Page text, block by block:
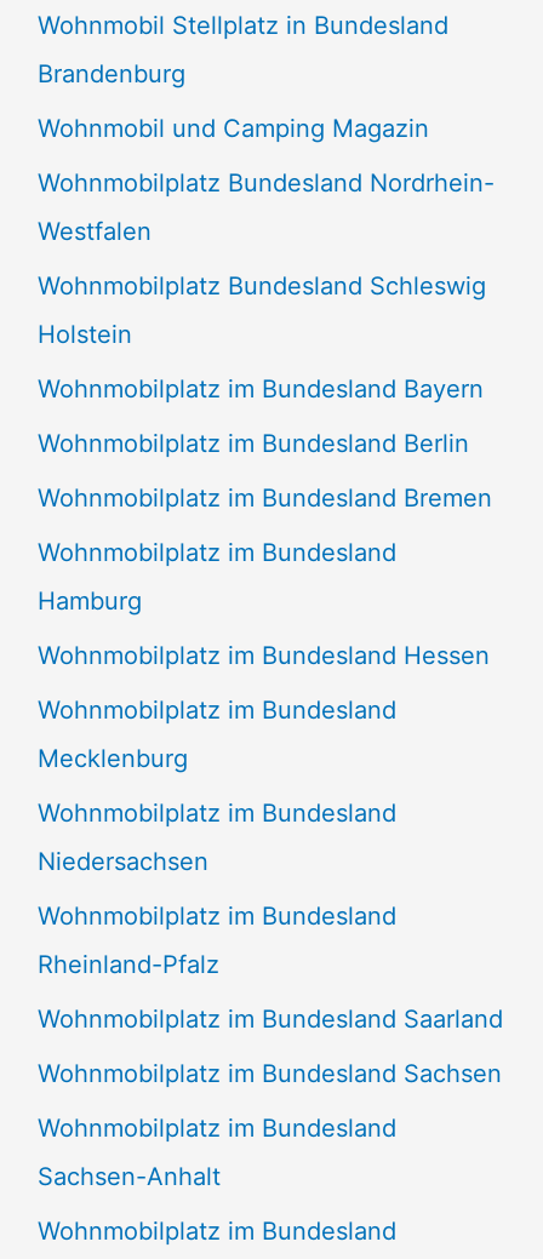
Wohnmobil Stellplatz in Bundesland
Brandenburg
Wohnmobil und Camping Magazin
Wohnmobilplatz Bundesland Nordrhein-
Westfalen
Wohnmobilplatz Bundesland Schleswig
Holstein
Wohnmobilplatz im Bundesland Bayern
Wohnmobilplatz im Bundesland Berlin
Wohnmobilplatz im Bundesland Bremen
Wohnmobilplatz im Bundesland
Hamburg
Wohnmobilplatz im Bundesland Hessen
Wohnmobilplatz im Bundesland
Mecklenburg
Wohnmobilplatz im Bundesland
Niedersachsen
Wohnmobilplatz im Bundesland
Rheinland-Pfalz
Wohnmobilplatz im Bundesland Saarland
Wohnmobilplatz im Bundesland Sachsen
Wohnmobilplatz im Bundesland
Sachsen-Anhalt
Wohnmobilplatz im Bundesland